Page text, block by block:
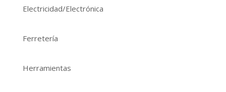
Electricidad/Electrónica
Ferretería
Herramientas